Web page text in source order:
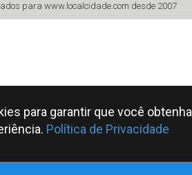
para www.localcidade.com desde 2007
para garantir que você obtenha
Política de Privacidade